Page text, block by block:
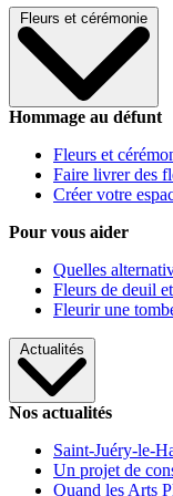
Fleurs et cérémonie
Hommage au défunt
Fleurs et
Faire livrer des
Créer votre
Pour vous aider
Quelles
Fleurs de deuil
Fleurir une
Actualités
Nos actualités
Saint-Juéry-le-
Un projet de
Quand les Arts